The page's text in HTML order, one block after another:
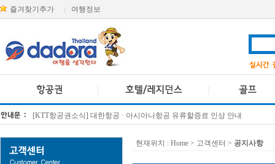
즐겨찾기추가 여행정보
[KTT항공권소식] 대한항공 · 아시아나항공 유류할증료 인상 안내
현재위치 : Home > 고객센터 > 공지사항